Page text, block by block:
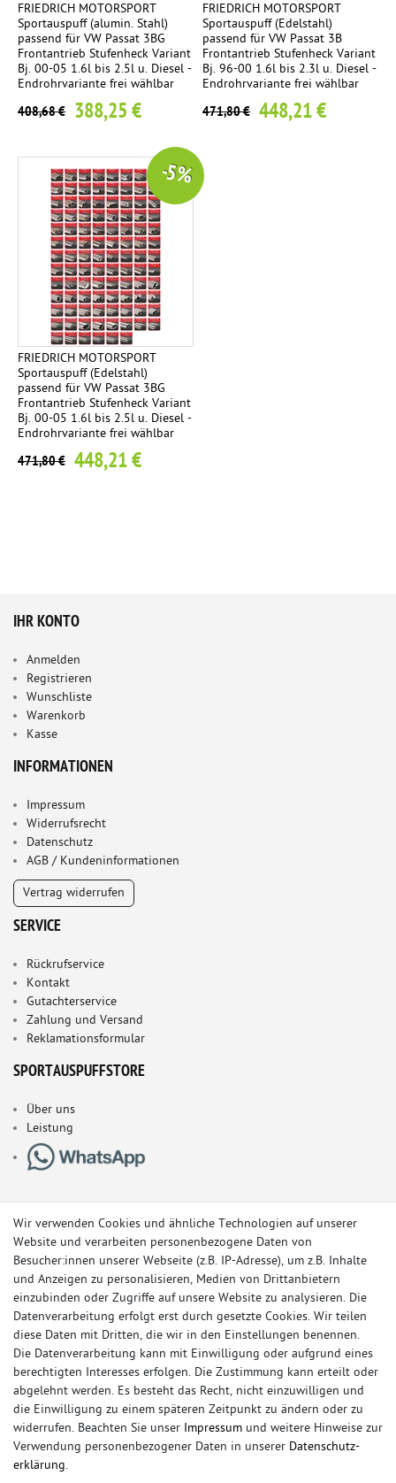
FRIEDRICH MOTORSPORT
Sportauspuff (alumin. Stahl)
passend für VW Passat 3BG
Frontantrieb Stufenheck Variant
Bj. 00-05 1.6l bis 2.5l u. Diesel -
Endrohrvariante frei wählbar
408,68 € 388,25 €
FRIEDRICH MOTORSPORT
Sportauspuff (Edelstahl)
passend für VW Passat 3B
Frontantrieb Stufenheck Variant
Bj. 96-00 1.6l bis 2.3l u. Diesel -
Endrohrvariante frei wählbar
471,80 € 448,21 €
FRIEDRICH MOTORSPORT
Sportauspuff (Edelstahl)
passend für VW Passat 3BG
Frontantrieb Stufenheck Variant
Bj. 00-05 1.6l bis 2.5l u. Diesel -
Endrohrvariante frei wählbar
471,80 € 448,21 €
-5 %
IHR KONTO
Anmelden
Registrieren
Wunschliste
Warenkorb
Kasse
INFORMATIONEN
Impressum
Widerrufsrecht
Datenschutz
AGB / Kundeninformationen
Vertrag widerrufen
SERVICE
Rückrufservice
Kontakt
Gutachterservice
Zahlung und Versand
Reklamationsformular
SPORTAUSPUFFSTORE
Über uns
Leistung
© Copyright 2026 Sportauspuff-Store.de - Alle Rechte vorbehalten.
Preisangaben inkl. gesetzlicher MwSt. und zzgl. Versandkosten
Das Internetportal für Sportendschalldämpfer, Komplettanlagen,
Rennsportanlagen, Sportendrohre, Universalteile, Fächerkrümmer,
Vorschalldämpfer, Sportkat, Ersatzrohr und Auspuffzubehör.
Wir verwenden Cookies und ähnliche Technologien auf unserer
Website und verarbeiten personenbezogene Daten von
Besucher:innen unserer Webseite (z.B. IP-Adresse), um z.B. Inhalte
und Anzeigen zu personalisieren, Medien von Drittanbietern
einzubinden oder Zugriffe auf unsere Website zu analysieren. Die
Datenverarbeitung erfolgt erst durch gesetzte Cookies. Wir teilen
diese Daten mit Dritten, die wir in den Einstellungen benennen.
Die Datenverarbeitung kann mit Einwilligung oder aufgrund eines
berechtigten Interesses erfolgen. Die Zustimmung kann erteilt oder
abgelehnt werden. Es besteht das Recht, nicht einzuwilligen und
die Einwilligung zu einem späteren Zeitpunkt zu ändern oder zu
widerrufen. Beachten Sie unser Impressum und weitere Hinweise zur
Verwendung personenbezogener Daten in unserer Daten­schutz­
erklärung.